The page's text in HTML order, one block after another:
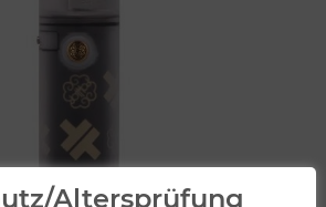
Altersprüfung